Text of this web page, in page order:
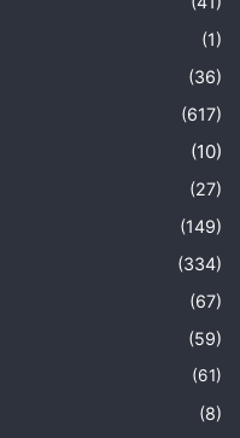
(1)
(36)
(617)
(10)
(27)
(149)
(334)
(67)
(59)
(61)
(8)